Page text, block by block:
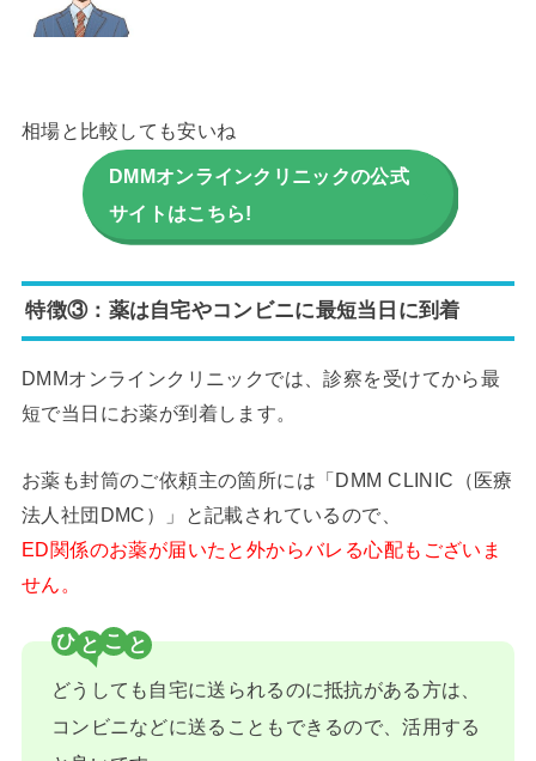
相場と比較しても安いね
DMMオンラインクリニックの公式
サイトはこちら!
特徴③：薬は自宅やコンビニに最短当日に到着
DMMオンラインクリニックでは、診察を受けてから最
短で当日にお薬が到着します。
お薬も封筒のご依頼主の箇所には「DMM CLINIC（医療
法人社団DMC）」と記載されているので、
ED関係のお薬が届いたと外からバレる心配もございま
せん。
ひ こ
どうしても自宅に送られるのに抵抗がある方は、
コンビニなどに送ることもできるので、活用する